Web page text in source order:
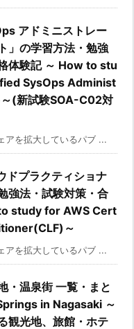
アドミニストレー
」の学習方法・勉強
体験記 ～ How to stu
SysOps Administ
(新試験SOA-C02対
アを拡大しているパブ ...
ドプラクティショナ
強法・試験対策・合
study for AWS Cert
～
アを拡大しているパブ ...
・温泉街 一覧・まと
in Nagasaki ～
観光地、旅館・ホテ